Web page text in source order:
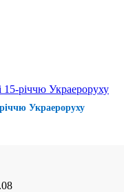
15-річчю Украероруху
Украероруху